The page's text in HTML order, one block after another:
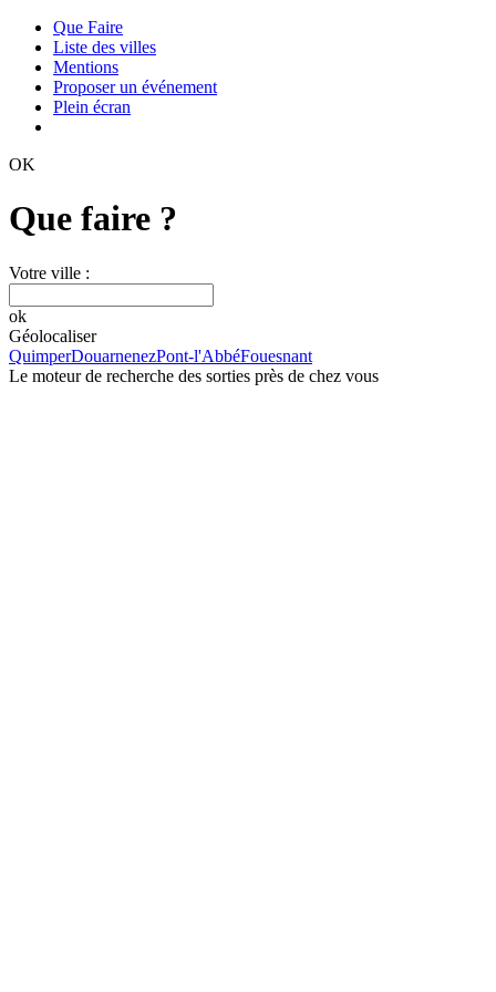
Que Faire
Liste des villes
Mentions
Proposer un événement
Plein écran
OK
Que faire ?
Votre ville :
ok
Géolocaliser
QuimperDouarnenezPont-l'AbbéFouesnant
Le moteur de recherche des sorties près de chez vous